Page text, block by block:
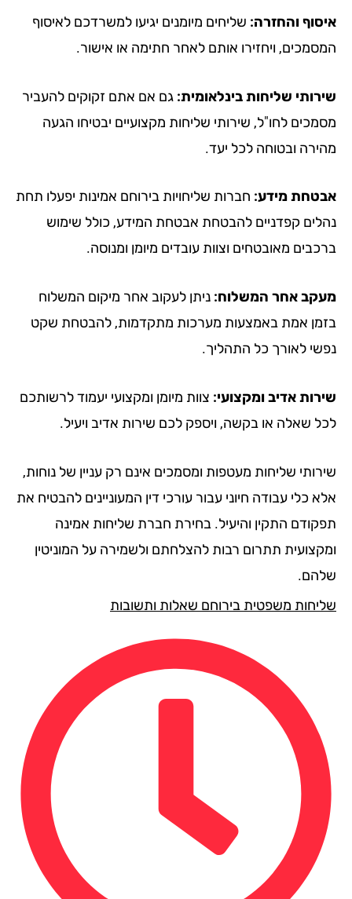
והחזרה:שליחים מיומנים יגיעו למשרדכם לאיסוף
ויחזירו אותם לאחר חתימה או אישור.
שליחות בינלאומית:גם אם אתם זקוקים להעביר
לחו"ל, שירותי שליחות מקצועיים יבטיחו הגעה
ובטוחה לכל יעד.
מידע:חברות שליחויות בירוחם אמינות יפעלו תחת
קפדניים להבטחת אבטחת המידע, כולל שימוש
מאובטחים וצוות עובדים מיומן ומנוסה.
אחר המשלוח:ניתן לעקוב אחר מיקום המשלוח
אמת באמצעות מערכות מתקדמות, להבטחת שקט
לאורך כל התהליך.
אדיב ומקצועי:צוות מיומן ומקצועי יעמוד לרשותכם
שאלה או בקשה, ויספק לכם שירות אדיב ויעיל.
שליחות מעטפות ומסמכים אינם רק עניין של נוחות,
כלי עבודה חיוני עבור עורכי דין המעוניינים להבטיח את
התקין והיעיל. בחירת חברת שליחות אמינה
תתרום רבות להצלחתם ולשמירה על המוניטין
משפטית בירוחם שאלות ותשובות